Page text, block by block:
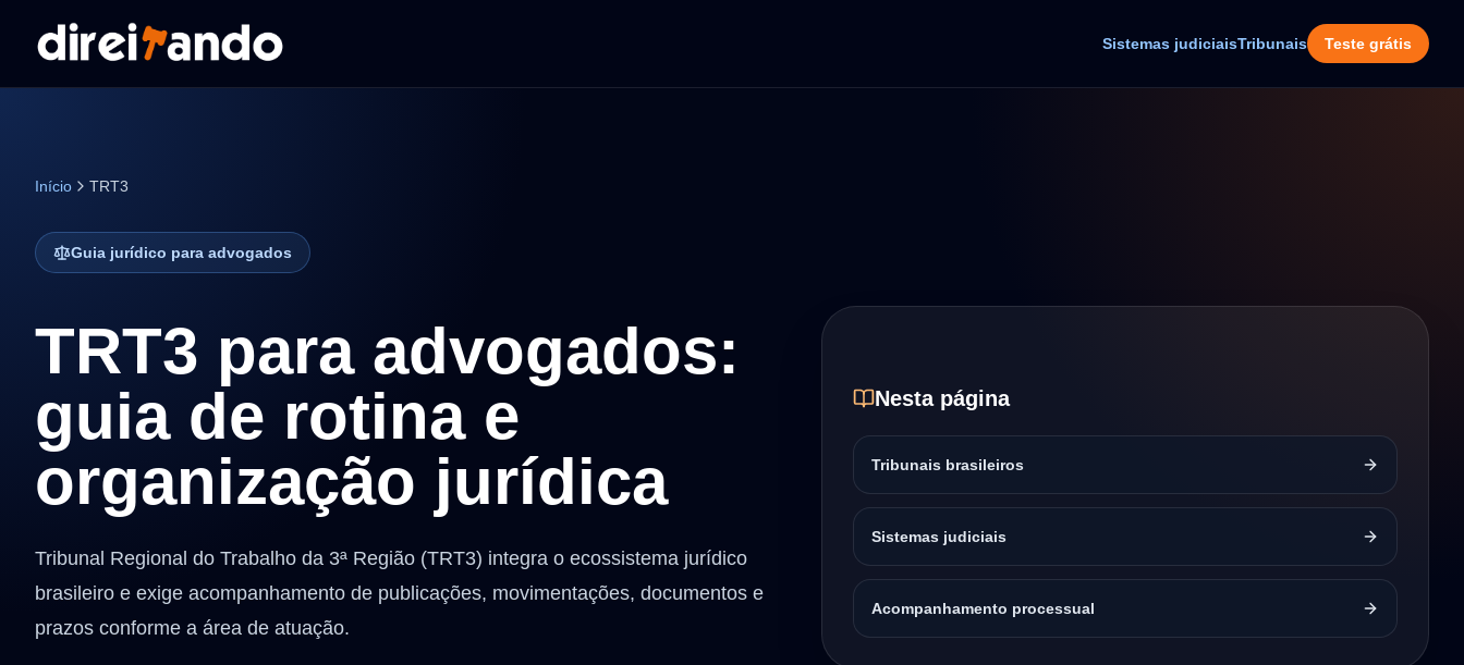
Sistemas judiciaisTribunais Teste grátis
Início TRT3
Guia jurídico para advogados
TRT3 para advogados:
guia de rotina e
organização jurídica
Tribunal Regional do Trabalho da 3ª Região (TRT3) integra o ecossistema jurídico
brasileiro e exige acompanhamento de publicações, movimentações, documentos e
prazos conforme a área de atuação.
Nesta página
Tribunais brasileiros
Sistemas judiciais
Acompanhamento processual